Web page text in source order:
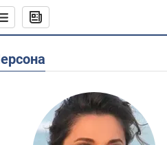
Персона